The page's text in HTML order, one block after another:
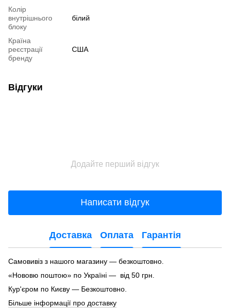
Колір
внутрішнього
блоку
білий
Країна
реєстрації
бренду
США
Відгуки
Додайте перший відгук
Написати відгук
Доставка Оплата Гарантія
Самовивіз з нашого магазину — безкоштовно.
«Нововю поштою» по Україні — від 50 грн.
Кур'єром по Києву — Безкоштовно.
Більше інформації про доставку